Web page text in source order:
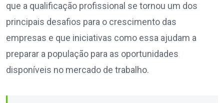
que a qualificação profissional se tornou um dos
principais desafios para o crescimento das
empresas e que iniciativas como essa ajudam a
preparar a população para as oportunidades
disponíveis no mercado de trabalho.